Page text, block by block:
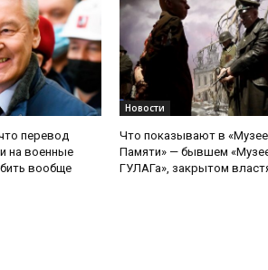
перевод
на военные
вообще
Новости
Что показывают в «Музее
Памяти» — бывшем
ГУЛАГа», закрытом